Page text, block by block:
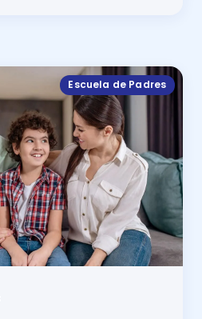
Escuela de Padres